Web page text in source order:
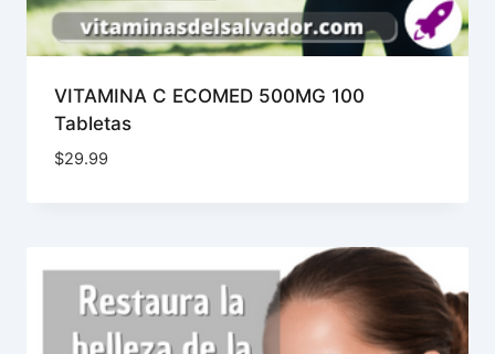
VITAMINA C ECOMED 500MG 100
Tabletas
$29.99